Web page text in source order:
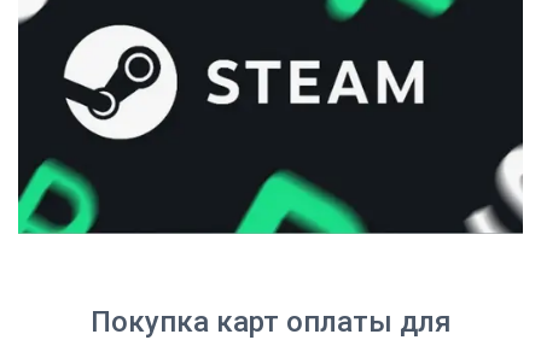
Покупка карт оплаты для